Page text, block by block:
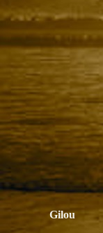
Gilou